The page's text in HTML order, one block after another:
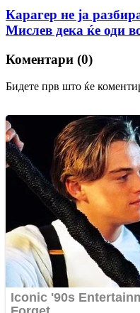
Карагер не ја
Мислев дека ќе оди
Коментари (0)
Бидете прв што ќе